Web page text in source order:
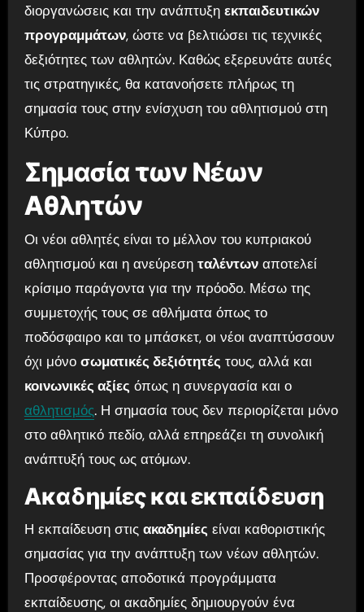
διοργανώσεις και την ανάπτυξη εκπαιδευτικών
προγραμμάτων, ώστε να βελτιώσει τις τεχνικές
δεξιότητες των αθλητών. Καθώς εξερευνάτε αυτές
τις στρατηγικές, θα κατανοήσετε πλήρως τη
σημασία τους στην ενίσχυση του αθλητισμού στη
Κύπρο.
Σημασία των Νέων
Αθλητών
Οι νέοι αθλητές είναι το μέλλον του κυπριακού
αθλητισμού και η ανεύρεση ταλέντωναποτελεί
κρίσιμο παράγοντα για την πρόοδο. Μέσω της
συμμετοχής τους σε αθλήματα όπως το
ποδόσφαιρο και το μπάσκετ, οι νέοι αναπτύσσουν
όχι μόνο σωματικές δεξιότητέςτους, αλλά και
κοινωνικές αξίεςόπως η συνεργασία και ο
αθλητισμός. Η σημασία τους δεν περιορίζεται μόνο
στο αθλητικό πεδίο, αλλά επηρεάζει τη συνολική
ανάπτυξή τους ως ατόμων.
Ακαδημίες και εκπαίδευση
Η εκπαίδευση στις ακαδημίες είναι καθοριστικής
σημασίας για την ανάπτυξη των νέων αθλητών.
Προσφέροντας αποδοτικά προγράμματα
εκπαίδευσης, οι ακαδημίες δημιουργούν ένα